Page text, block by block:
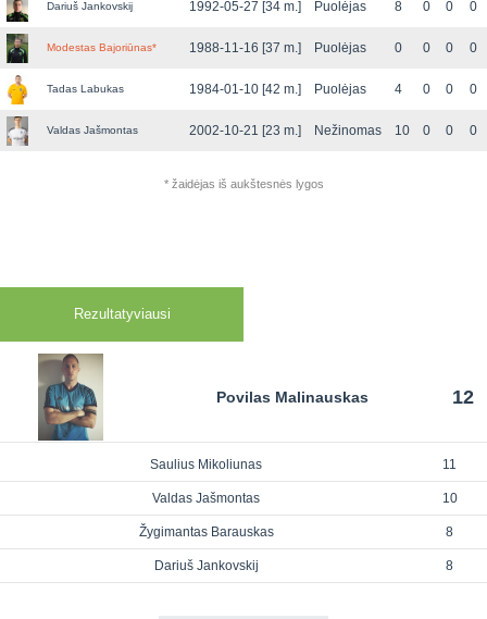
Dariuš Jankovskij 1992-05-27 [34 m.] Puolėjas 8 0 0 0
Modestas Bajoriūnas* 1988-11-16 [37 m.] Puolėjas 0 0 0 0
Tadas Labukas 1984-01-10 [42 m.] Puolėjas 4 0 0 0
Valdas Jašmontas 2002-10-21 [23 m.] Nežinomas 10 0 0 0
* žaidėjas iš aukštesnės lygos
Rezultatyviausi
Povilas Malinauskas 12
Saulius Mikoliunas 11
Valdas Jašmontas 10
Žygimantas Barauskas 8
Dariuš Jankovskij 8